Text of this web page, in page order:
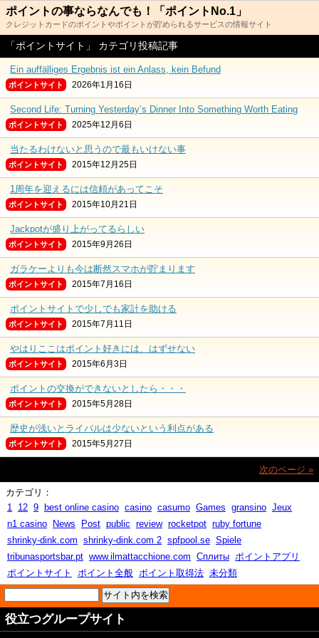
ポイントの事ならなんでも！「ポイントNo.1」
クレジットカードのポイントやポイントが貯められるサービスの情報サイト
「ポイントサイト」 カテゴリ投稿記事
Ein auffälliges Ergebnis ist ein Anlass, kein Befund
ポイントサイト 2026年1月16日
Second Life: Turning Yesterday’s Dinner Into Something Worth Eating
ポイントサイト 2025年12月6日
当たるわけないと思うので最もいけない事
ポイントサイト 2015年12月25日
1周年を迎えるには信頼があってこそ
ポイントサイト 2015年10月21日
Jackpotが盛り上がってるらしい
ポイントサイト 2015年9月26日
ガラケーよりも今は断然スマホが貯まります
ポイントサイト 2015年7月16日
ポイントサイトで少しでも家計を助ける
ポイントサイト 2015年7月11日
やはりここはポイント好きには、はずせない
ポイントサイト 2015年6月3日
ポイントの交換ができないとしたら・・・
ポイントサイト 2015年5月28日
歴史が浅いとライバルは少ないという利点がある
ポイントサイト 2015年5月27日
次のページ »
カテゴリ：
1 12 9 best online casino casino casumo Games gransino Jeux
n1 casino
News Post public review rocketpot ruby fortune
shrinky-dink.com shrinky-dink.com 2 spfpool.se Spiele
tribunasportsbar.pt www.ilmattacchione.com Сплиты ポイントアプリ
ポイントサイト
ポイント全般 ポイント取得法 未分類
役立つグループサイト